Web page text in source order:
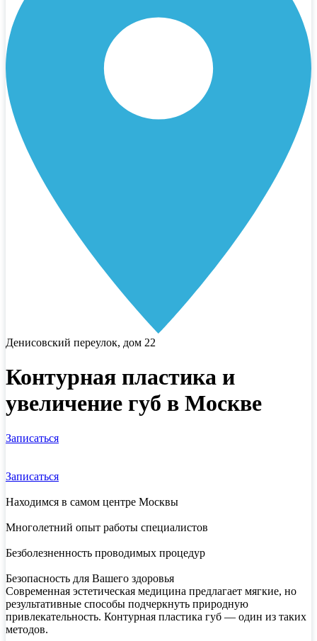
Денисовский переулок, дом 22
Контурная пластика и
увеличение губ в Москве
Записаться
Записаться
Находимся в самом центре Москвы
Многолетний опыт работы специалистов
Безболезненность проводимых процедур
Безопасность для Вашего здоровья
Современная эстетическая медицина предлагает мягкие, но
результативные способы подчеркнуть природную
привлекательность. Контурная пластика губ — один из таких
методов.